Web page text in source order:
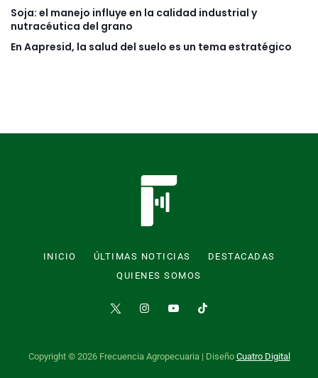
Soja: el manejo influye en la calidad industrial y
nutracéutica del grano
En Aapresid, la salud del suelo es un tema estratégico
INICIO ÚLTIMAS NOTICIAS
DESTACADAS
QUIENES SOMOS
Copyright © 2026 Frecuencia Agropecuaria | Diseño Cuatro Digital